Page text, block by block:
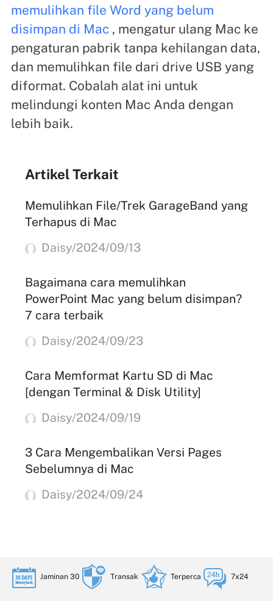
memulihkan file Word yang belum
disimpan di Mac, mengatur ulang Mac ke
pengaturan pabrik tanpa kehilangan data,
dan memulihkan file dari drive USB yang
diformat. Cobalah alat ini untuk
melindungi konten Mac Anda dengan
lebih baik.
Artikel Terkait
Memulihkan File/Trek GarageBand yang
Terhapus di Mac
Daisy/2024/09/13
Bagaimana cara memulihkan
PowerPoint Mac yang belum disimpan?
7 cara terbaik
Daisy/2024/09/23
Cara Memformat Kartu SD di Mac
[dengan Terminal & Disk Utility]
Daisy/2024/09/19
3 Cara Mengembalikan Versi Pages
Sebelumnya di Mac
Daisy/2024/09/24
Jaminan 30 Transak Terperca 7x24